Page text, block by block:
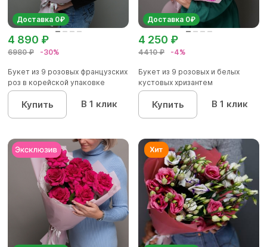
Доставка 0₽
6980 ₽ -30%
4 890 ₽
Букет из 9 розовых французских
роз в корейской упаковке
Купить В 1 клик
Доставка 0₽
4410 ₽ -4%
4 250 ₽
Букет из 9 розовых и белых
кустовых хризантем
Купить В 1 клик